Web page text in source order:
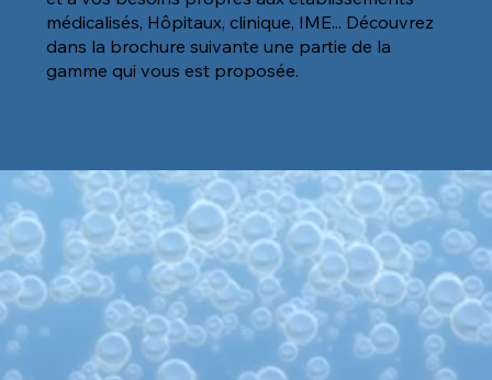
médicalisés, Hôpitaux, clinique, IME... Découvrez
dans la brochure suivante une partie de la
gamme qui vous est proposée.